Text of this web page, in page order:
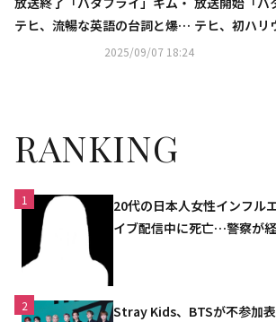
テヒ、流暢な英語の台詞と爆発
的な感情表現に絶賛の声【ネタ
2025/09/07 18:24
テヒ、初ハリ
演を披露【
RANKING
1
20代の日本人女性インフル
イブ配信中に死亡…警察が
2
Stray Kids、BTSが不参加